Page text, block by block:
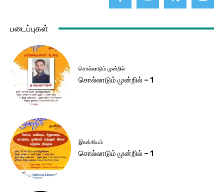
படைப்புகள்
சொல்லாடும் முன்றில்
சொல்லாடும் முன்றில் – 1
இலக்கியம்
சொல்லாடும் முன்றில் – 1